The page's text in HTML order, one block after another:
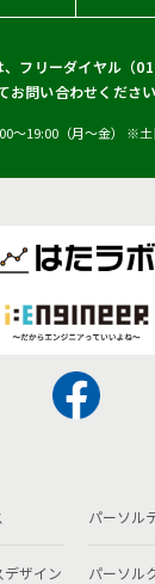
、フリーダイヤル（
お問い合わせください
〜19:00（月〜金） ※
パーソル
ザイン パーソル